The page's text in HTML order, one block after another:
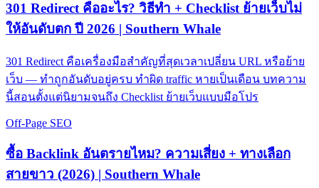
301 Redirect คืออะไร? วิธีทำ + Checklist ย้ายเว็บไม่
ให้อันดับตก ปี 2026 | Southern Whale
301 Redirect คือเครื่องมือสำคัญที่สุดเวลาเปลี่ยน URL หรือย้าย
เว็บ — ทำถูกอันดับอยู่ครบ ทำผิด traffic หายเป็นเดือน บทความ
นี้สอนตั้งแต่นิยามจนถึง Checklist ย้ายเว็บแบบมือโปร
Off-Page SEO
ซื้อ Backlink อันตรายไหม? ความเสี่ยง + ทางเลือก
สายขาว (2026) | Southern Whale